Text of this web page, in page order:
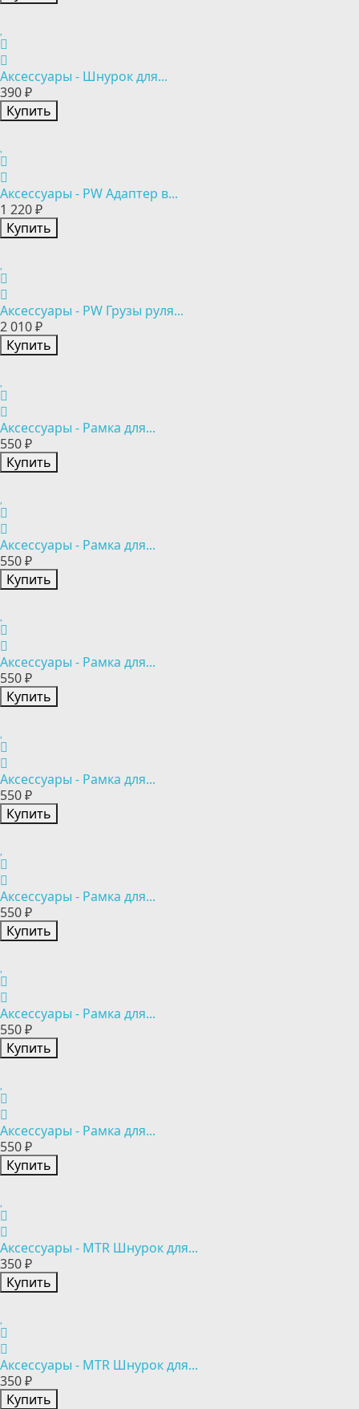
Аксессуары - Шнурок для...
390 ₽
Купить
Аксессуары - PW Адаптер в...
1 220 ₽
Купить
Аксессуары - PW Грузы руля...
2 010 ₽
Купить
Аксессуары - Рамка для...
550 ₽
Купить
Аксессуары - Рамка для...
550 ₽
Купить
Аксессуары - Рамка для...
550 ₽
Купить
Аксессуары - Рамка для...
550 ₽
Купить
Аксессуары - Рамка для...
550 ₽
Купить
Аксессуары - Рамка для...
550 ₽
Купить
Аксессуары - Рамка для...
550 ₽
Купить
Аксессуары - MTR Шнурок для...
350 ₽
Купить
Аксессуары - MTR Шнурок для...
350 ₽
Купить